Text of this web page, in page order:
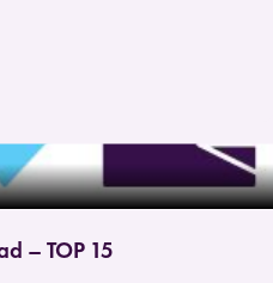
– TOP 15